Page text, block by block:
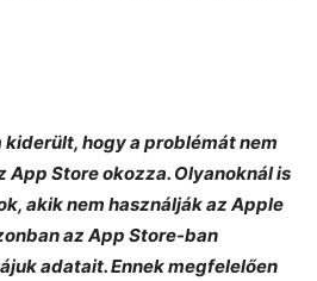
hogy a problémát nem
App Store okozza. Olyanoknál is
akik nem használják az Apple
az App Store-ban
adatait. Ennek megfelelően